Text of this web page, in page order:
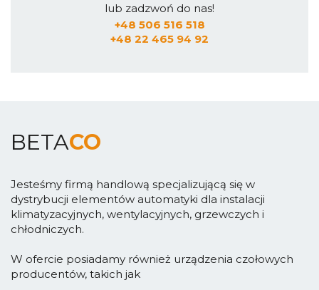
lub zadzwoń do nas!
+48 506 516 518
+48 22 465 94 92
BETACO
Jesteśmy firmą handlową specjalizującą się w
dystrybucji elementów automatyki dla instalacji
klimatyzacyjnych, wentylacyjnych, grzewczych i
chłodniczych.
W ofercie posiadamy również urządzenia czołowych
producentów, takich jak